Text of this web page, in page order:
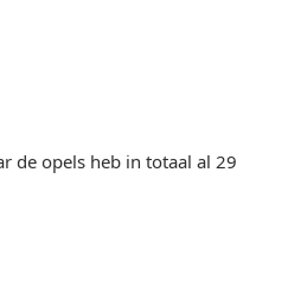
de opels heb in totaal al 29